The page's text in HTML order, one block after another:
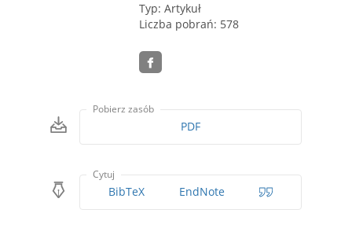
Typ: Artykuł
Liczba pobrań: 578
Pobierz zasób
PDF
Cytuj
BibTeX EndNote